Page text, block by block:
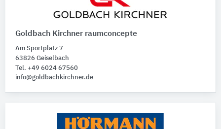
Goldbach Kirchner raumconcepte
Am Sportplatz 7
63826 Geiselbach
Tel. +49 6024 67560
info@goldbachkirchner.de